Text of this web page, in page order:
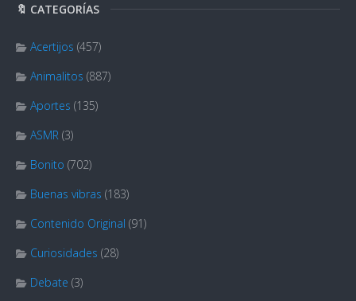
🔖 CATEGORÍAS
Acertijos (457)
Animalitos (887)
Aportes (135)
ASMR (3)
Bonito (702)
Buenas vibras (183)
Contenido Original (91)
Curiosidades (28)
Debate (3)